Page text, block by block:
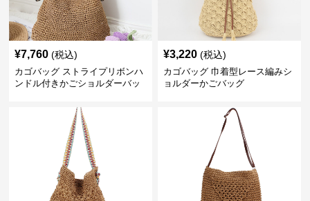
¥7,760 (税込)
カゴバッグ ストライプリボンハ
ンドル付きかごショルダーバッ
¥3,220 (税込)
カゴバッグ 巾着型レース編みシ
ョルダーかごバッグ